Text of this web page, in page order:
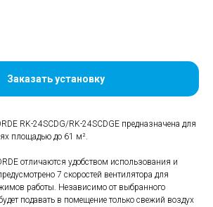
Заказать установку
RK-24SCDG/RK-24SCDGE предназначена для
площадью до 61 м².
отличаются удобством использования и
7 скоростей вентилятора для
работы. Независимо от выбранного
подавать в помещение только свежий воздух